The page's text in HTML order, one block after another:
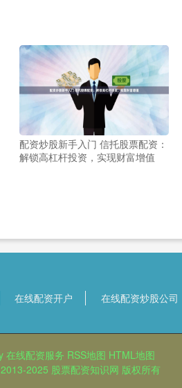
配资炒股新手入门 信托股票配资：
解锁高杠杆投资，实现财富增值
在线配资开户 在线配资炒股公司
在线配资服务 RSS地图 HTML地图
2025 股票配资知识网 版权所有